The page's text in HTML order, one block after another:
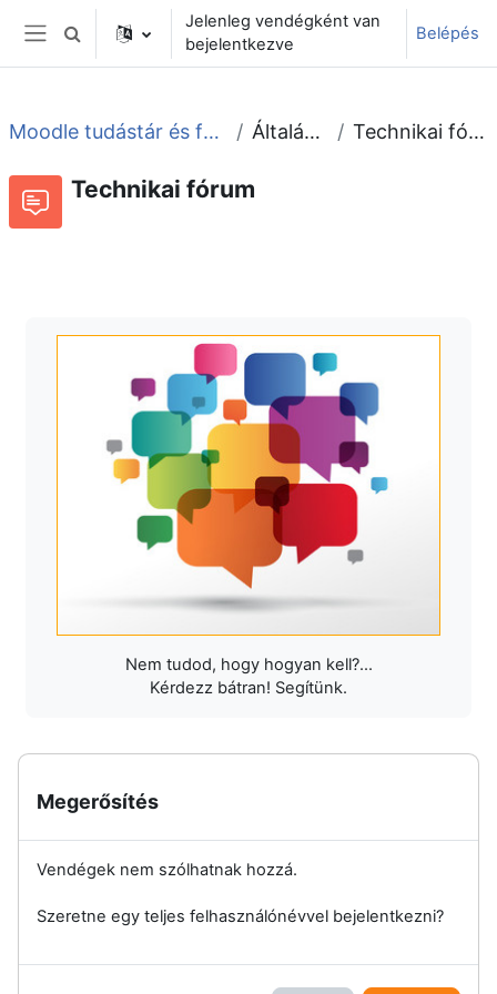
Tovább a fő tartalomhoz
Oldalpanel
Keresési bemeneti adatok váltása
Jelenleg vendégként van
bejelentkezve
Belépés
Moodle tudástár és fórum Általános Technikai fórum
Technikai fórum
Nem tudod, hogy hogyan kell?...
Kérdezz bátran! Segítünk.
Megerősítés
Vendégek nem szólhatnak hozzá.
Szeretne egy teljes felhasználónévvel bejelentkezni?